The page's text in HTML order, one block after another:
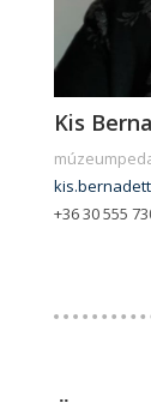
Kis
+36 30 555